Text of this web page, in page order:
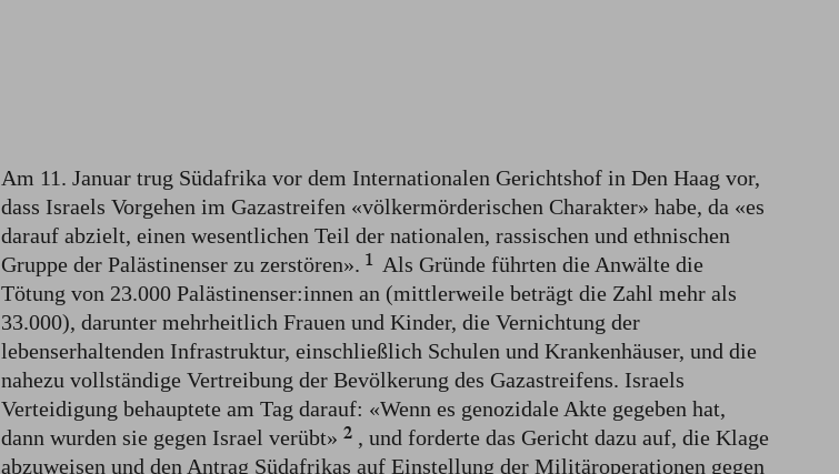
Am 11. Januar trug Südafrika vor dem Internationalen Gerichtshof in Den Haag vor,
dass Israels Vorgehen im Gazastreifen «völkermörderischen Charakter» habe, da «es
darauf abzielt, einen wesentlichen Teil der nationalen, rassischen und ethnischen
Gruppe der Palästinenser zu zerstören».⁠ 1
Als Gründe führten die Anwälte die
Tötung von 23.000 Palästinenser:innen an (mittlerweile beträgt die Zahl mehr als
33.000), darunter mehrheitlich Frauen und Kinder, die Vernichtung der
lebenserhaltenden Infrastruktur, einschließlich Schulen und Krankenhäuser, und die
nahezu vollständige Vertreibung der Bevölkerung des Gazastreifens. Israels
Verteidigung behauptete am Tag darauf: «Wenn es genozidale Akte gegeben hat,
dann wurden sie gegen Israel verübt»⁠ 2 , und forderte das Gericht dazu auf, die Klage
abzuweisen und den Antrag Südafrikas auf Einstellung der Militäroperationen gegen